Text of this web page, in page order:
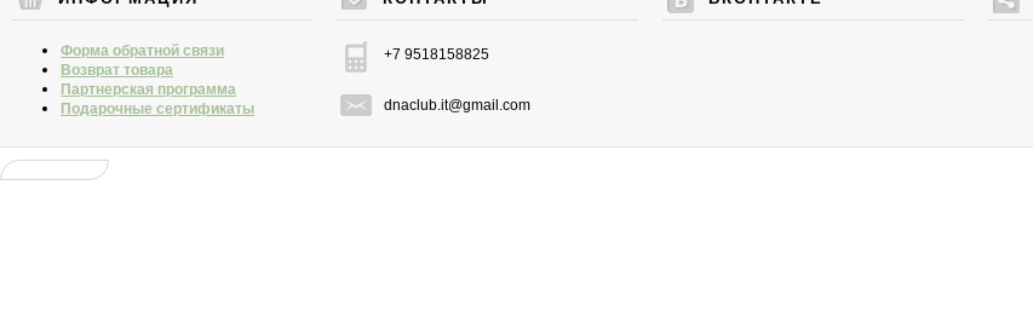
Форма обратной связи
Возврат товара
Партнерская программа
Подарочные сертификаты
+7 9518158825
dnaclub.it@gmail.com